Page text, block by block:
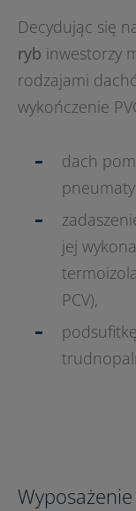
Decydując się
ryb inwestorzy
rodzajami
wykończenie
dach
jej
PCV),